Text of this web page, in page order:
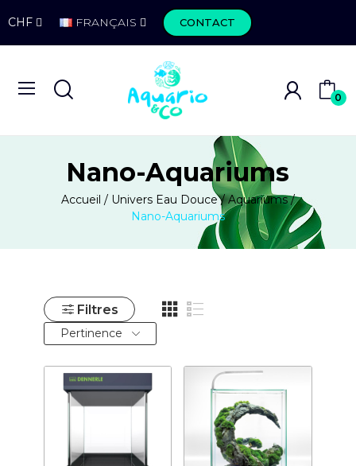
CHF FRANÇAIS CONTACT
0
Nano-Aquariums
Accueil Univers Eau Douce
Aquariums
Nano-Aquariums
Filtres
Pertinence